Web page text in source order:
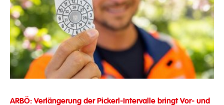
ARBÖ: Verlängerung der Pickerl-Intervalle bringt Vor- und